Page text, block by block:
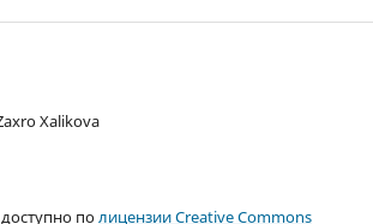
Xalikova
полицензии Creative Commons